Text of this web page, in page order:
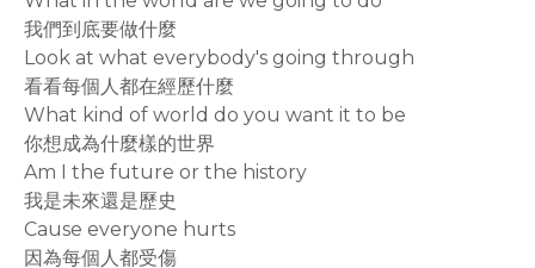
我們到底要做什麼
Look at what everybody's going through
看看每個人都在經歷什麼
What kind of world do you want it to be
你想成為什麼樣的世界
Am I the future or the history
我是未來還是歷史
Cause everyone hurts
因為每個人都受傷